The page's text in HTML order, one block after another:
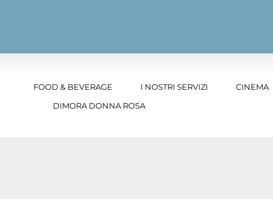
FOOD & BEVERAGE I NOSTRI SERVIZI CINEMA
DIMORA DONNA ROSA